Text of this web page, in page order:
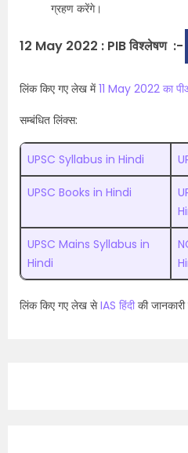
ग्रहण करेंगे।
12 May 2022 : PIB विश्लेषण :-
लिंक किए गए लेख में11 May 2022 का
सम्बंधित लिंक्स:
UPSC Syllabus in Hindi
UPSC Books in Hindi
UPSC Mains Syllabus in
Hindi
लिंक किए गए लेख सेIAS हिंदीकी जानकारी